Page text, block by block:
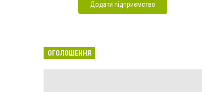
Додати підприємство
ОГОЛОШЕННЯ